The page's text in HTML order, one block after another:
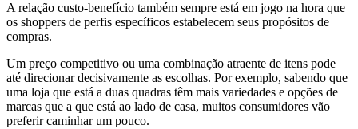
A relação custo-benefício também sempre está em jogo na hora que
os shoppers de perfis específicos estabelecem seus propósitos de
compras.
Um preço competitivo ou uma combinação atraente de itens pode
até direcionar decisivamente as escolhas. Por exemplo, sabendo que
uma loja que está a duas quadras têm mais variedades e opções de
marcas que a que está ao lado de casa, muitos consumidores vão
preferir caminhar um pouco.